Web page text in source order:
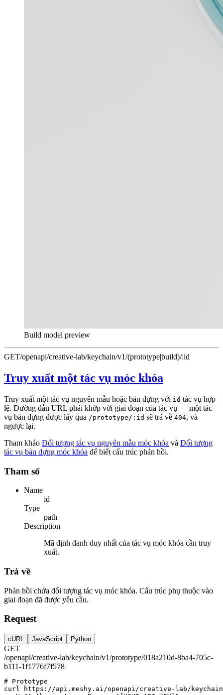
Build model preview
GET/openapi/creative-lab/keychain/v1/(prototype|build)/:id
Truy xuất một tác vụ móc khóa
Truy xuất một tác vụ nguyên mẫu hoặc bản dựng với id tác vụ hợp
lệ. Đường dẫn URL phải khớp với giai đoạn của tác vụ — một tác
vụ bản dựng được lấy qua /prototype/:id sẽ trả về 404, và
ngược lại.
Tham khảo Đối tượng tác vụ nguyên mẫu móc khóa và Đối tượng
tác vụ bản dựng móc khóa để biết cấu trúc phản hồi.
Tham số
Name
id
Type
path
Description
Mã định danh duy nhất của tác vụ móc khóa cần truy
xuất.
Trả về
Phản hồi chứa đối tượng tác vụ móc khóa. Cấu trúc phụ thuộc vào
giai đoạn đã được yêu cầu.
Request
cURL JavaScript Python
GET
/openapi/creative-lab/keychain/v1/prototype/018a210d-8ba4-705c-
b111-1f1776f7f578
# Prototype
curl
https://api.meshy.ai/openapi/creative-lab/keychain/